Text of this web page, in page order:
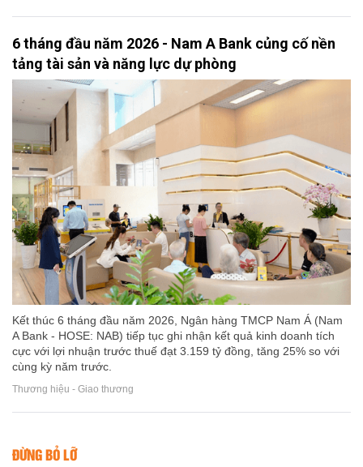
6 tháng đầu năm 2026 - Nam A Bank củng cố nền
tảng tài sản và năng lực dự phòng
Kết thúc 6 tháng đầu năm 2026, Ngân hàng TMCP Nam Á (Nam
A Bank - HOSE: NAB) tiếp tục ghi nhận kết quả kinh doanh tích
cực với lợi nhuận trước thuế đạt 3.159 tỷ đồng, tăng 25% so với
cùng kỳ năm trước.
Thương hiệu - Giao thương
ĐỪNG BỎ LỠ